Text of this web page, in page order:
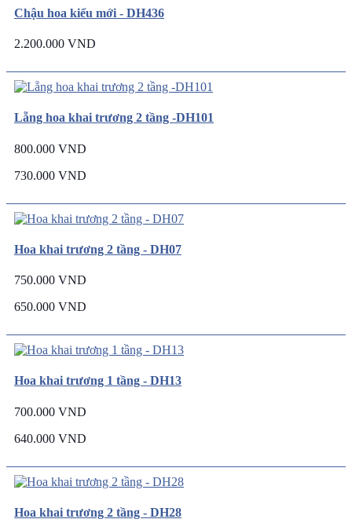
Chậu hoa kiểu mới - DH436
2.200.000 VND
Lẵng hoa khai trương 2 tầng -DH101
800.000 VND
730.000 VND
Hoa khai trương 2 tầng - DH07
750.000 VND
650.000 VND
Hoa khai trương 1 tầng - DH13
700.000 VND
640.000 VND
Hoa khai trương 2 tầng - DH28